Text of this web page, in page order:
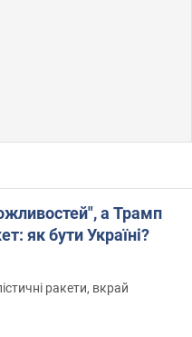
а Трамп
як бути Україні?
ракети, вкрай